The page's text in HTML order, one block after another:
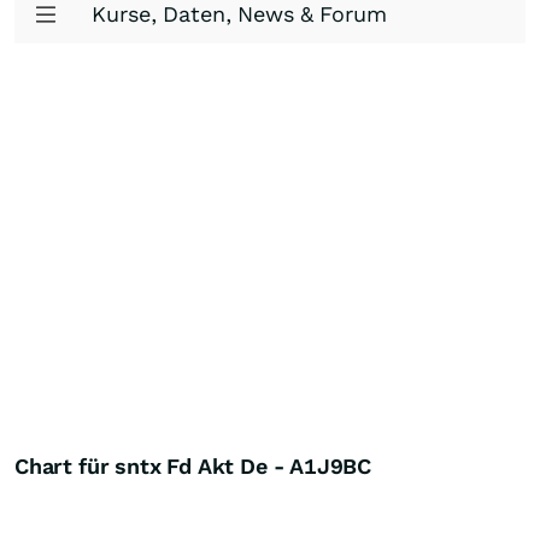
Kurse, Daten, News & Forum
Chart für sntx Fd Akt De - A1J9BC